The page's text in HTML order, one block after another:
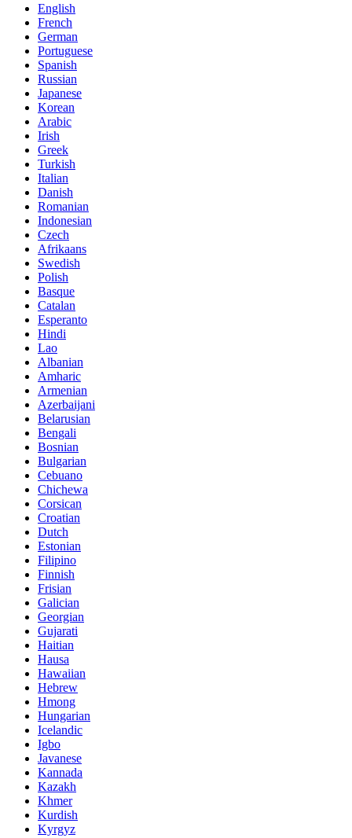
English
French
German
Portuguese
Spanish
Russian
Japanese
Korean
Arabic
Irish
Greek
Turkish
Italian
Danish
Romanian
Indonesian
Czech
Afrikaans
Swedish
Polish
Basque
Catalan
Esperanto
Hindi
Lao
Albanian
Amharic
Armenian
Azerbaijani
Belarusian
Bengali
Bosnian
Bulgarian
Cebuano
Chichewa
Corsican
Croatian
Dutch
Estonian
Filipino
Finnish
Frisian
Galician
Georgian
Gujarati
Haitian
Hausa
Hawaiian
Hebrew
Hmong
Hungarian
Icelandic
Igbo
Javanese
Kannada
Kazakh
Khmer
Kurdish
Kyrgyz